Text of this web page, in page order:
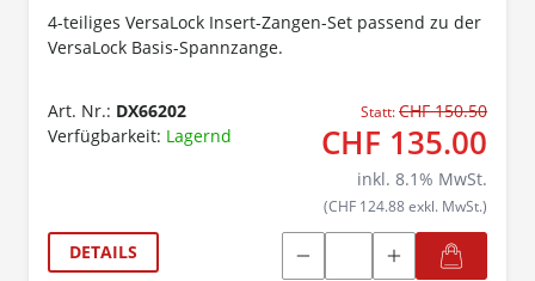
4-teiliges VersaLock Insert-Zangen-Set passend zu der
VersaLock Basis-Spannzange.
Art. Nr.: DX66202
Verfügbarkeit: Lagernd
Statt:CHF 150.50
CHF 135.00
inkl. 8.1% MwSt.
(CHF 124.88 exkl. MwSt.)
DETAILS